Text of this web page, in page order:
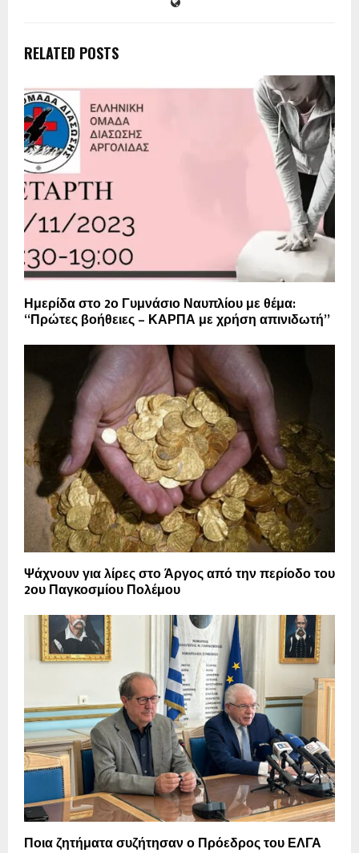
RELATED POSTS
Ημερίδα στο 2ο Γυμνάσιο Ναυπλίου με θέμα:
“Πρώτες βοήθειες – ΚΑΡΠΑ με χρήση απινιδωτή”
Ψάχνουν για λίρες στο Άργος από την περίοδο του
2ου Παγκοσμίου Πολέμου
Ποια ζητήματα συζήτησαν ο Πρόεδρος του ΕΛΓΑ